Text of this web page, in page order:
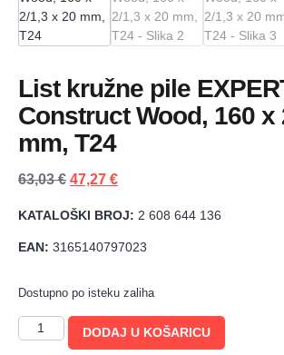
List kružne pile
Construct Wood, 160 x
mm, T24
63,03€ 47,27 €
KATALOŠKI BROJ: 2 608 644 136
EAN: 3165140797023
Dostupno po isteku zaliha
DODAJ U KOŠARICU